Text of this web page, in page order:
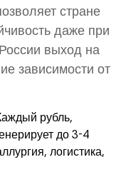
стране
даже при
выход на
зависимости от
рубль,
до 3-4
логистика,